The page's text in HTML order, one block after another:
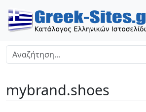
mybrand.shoes